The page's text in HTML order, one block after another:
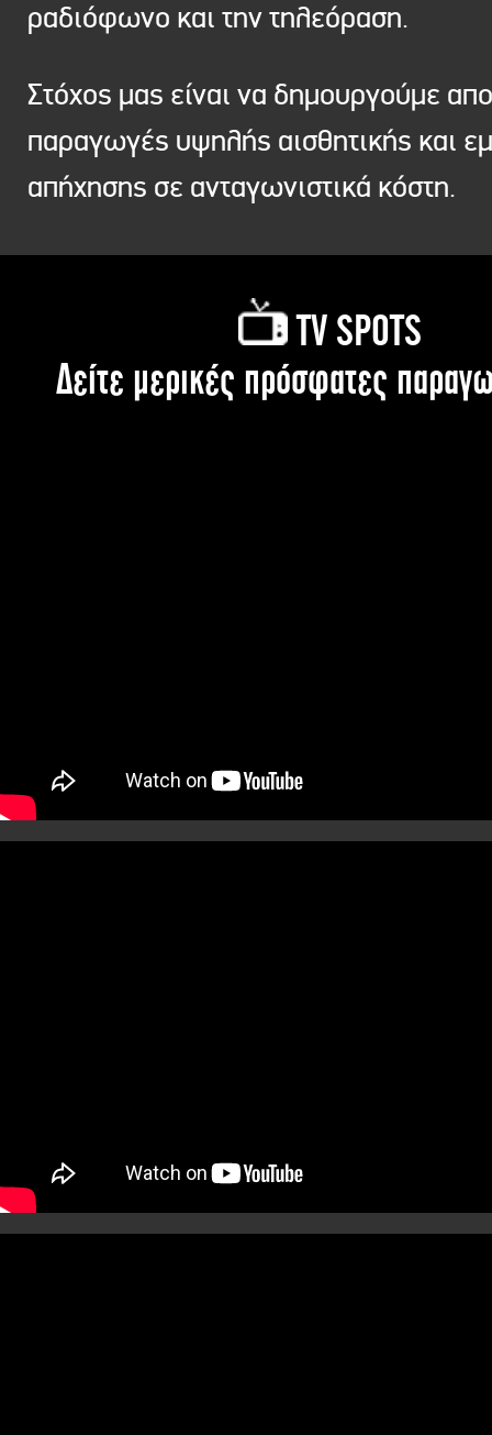
ραδιόφωνο και την τηλεόραση.
Στόχος μας είναι να δημουργούμε
παραγωγές υψηλής αισθητικής και
απήχησης σε ανταγωνιστικά κόστη.
TV SPOTS
Δείτε μερικές πρόσφατες